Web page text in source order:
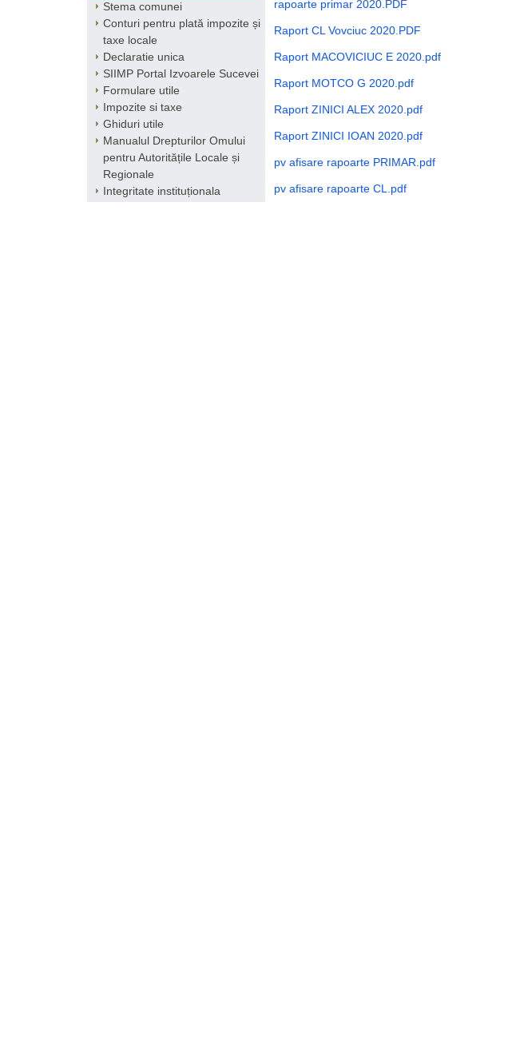
Stema comunei
Conturi pentru plată impozite și
taxe locale
Declaratie unica
SIIMP Portal Izvoarele Sucevei
Formulare utile
Impozite si taxe
Ghiduri utile
Manualul Drepturilor Omului
pentru Autoritățile Locale și
Regionale
Integritate instituționala
rapoarte primar 2020.PDF
Raport CL Vovciuc 2020.PDF
Raport MACOVICIUC E 2020.pdf
Raport MOTCO G 2020.pdf
Raport ZINICI ALEX 2020.pdf
Raport ZINICI IOAN 2020.pdf
pv afisare rapoarte PRIMAR.pdf
pv afisare rapoarte CL.pdf